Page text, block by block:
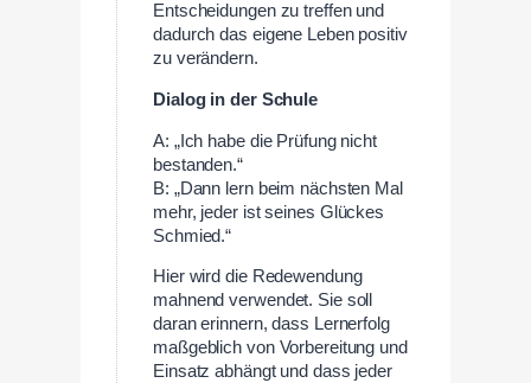
Entscheidungen zu treffen und
dadurch das eigene Leben positiv
zu verändern.
Dialog in der Schule
A: „Ich habe die Prüfung nicht
bestanden.“
B: „Dann lern beim nächsten Mal
mehr, jeder ist seines Glückes
Schmied.“
Hier wird die Redewendung
mahnend verwendet. Sie soll
daran erinnern, dass Lernerfolg
maßgeblich von Vorbereitung und
Einsatz abhängt und dass jeder